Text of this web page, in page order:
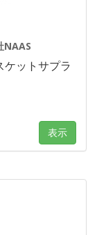
NAAS
ットサプラ
表示